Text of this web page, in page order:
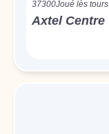
37300Joué lès tours
Axtel Centre